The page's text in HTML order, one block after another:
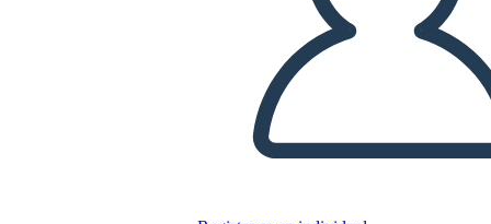
PLAY SLIDESHOW
READ TO ME